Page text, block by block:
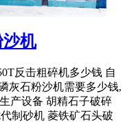
沙机
反击粗碎机多少钱 自
灰石粉沙机需要多少钱,
产设备 胡精石子破碎
制砂机 菱铁矿石头破